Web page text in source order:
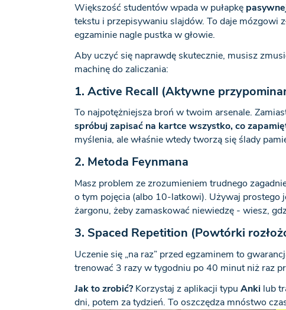
Większość studentów wpada w pułapkę
tekstu i przepisywaniu slajdów. To daje mózgowi
egzaminie nagle pustka w głowie.
Aby uczyć się naprawdę skutecznie, musisz
machinę do zaliczania:
1. Active Recall (Aktywne
To najpotężniejsza broń w twoim arsenale.
spróbuj zapisać na kartce wszystko, co
myślenia, ale właśnie wtedy tworzą się ślady
2. Metoda Feynmana
Masz problem ze zrozumieniem trudnego
o tym pojęcia (albo 10-latkowi). Używaj prostego
żargonu, żeby zamaskować niewiedzę - wiesz,
3. Spaced Repetition (Powtórki
Uczenie się „na raz” przed egzaminem to
trenować 3 razy w tygodniu po 40 minut niż raz
Jak to zrobić?Korzystaj z aplikacji typu Ankilub
dni, potem za tydzień. To oszczędza mnóstwo